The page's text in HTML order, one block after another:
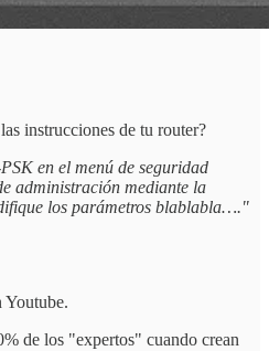
instrucciones de tu router?
en el menú de seguridad
administración mediante la
los parámetros blablabla…."
Youtube.
de los "expertos" cuando crean